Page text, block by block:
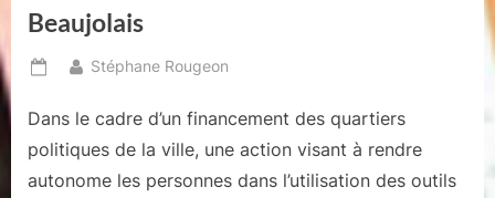
Beaujolais
Posted
By
Stéphane Rougeon
Dans le cadre d’un financement des quartiers
politiques de la ville, une action visant à rendre
autonome les personnes dans l’utilisation des outils